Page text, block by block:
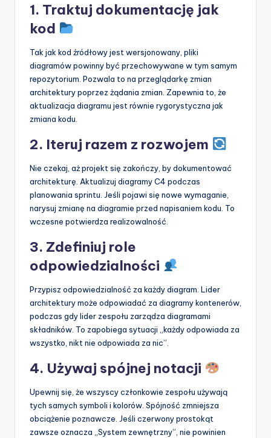
1. Traktuj dokumentację jak
kod
Tak jak kod źródłowy jest wersjonowany, pliki
diagramów powinny być przechowywane w tym samym
repozytorium. Pozwala to na przeglądarkę zmian
architektury poprzez żądania zmian. Zapewnia to, że
aktualizacja diagramu jest równie rygorystyczna jak
zmiana kodu.
2. Iteruj razem z rozwojem
Nie czekaj, aż projekt się zakończy, by dokumentować
architekturę. Aktualizuj diagramy C4 podczas
planowania sprintu. Jeśli pojawi się nowe wymaganie,
narysuj zmianę na diagramie przed napisaniem kodu. To
wczesne potwierdza realizowalność.
3. Zdefiniuj role
odpowiedzialności
Przypisz odpowiedzialność za każdy diagram. Lider
architektury może odpowiadać za diagramy kontenerów,
podczas gdy lider zespołu zarządza diagramami
składników. To zapobiega sytuacji „każdy odpowiada za
wszystko, nikt nie odpowiada za nic”.
4. Używaj spójnej notacji
Upewnij się, że wszyscy członkowie zespołu używają
tych samych symboli i kolorów. Spójność zmniejsza
obciążenie poznawcze. Jeśli czerwony prostokąt
zawsze oznacza „System zewnętrzny”, nie powinien